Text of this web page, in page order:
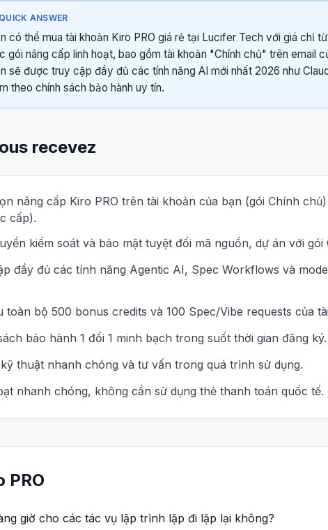
QUICK ANSWER
có thể mua tài khoản Kiro PRO giá rẻ tại Lucifer Tech với giá chỉ
gói nâng cấp linh hoạt, bao gồm tài khoản "Chính chủ" trên email
sẽ được truy cập đầy đủ các tính năng AI mới nhất 2026 như
theo chính sách bảo hành uy tín.
recevez
nâng cấp Kiro PRO trên tài khoản của bạn (gói Chính
cấp).
kiểm soát và bảo mật tuyệt đối mã nguồn, dự án với gói
đầy đủ các tính năng Agentic AI, Spec Workflows và
toàn bộ 500 bonus credits và 100 Spec/Vibe requests của
bảo hành 1 đổi 1 minh bạch trong suốt thời gian đăng ký.
thuật nhanh chóng và tư vấn trong quá trình sử dụng.
nhanh chóng, không cần sử dụng thẻ thanh toán quốc tế.
PRO
giờ cho các tác vụ lập trình lặp đi lặp lại không?